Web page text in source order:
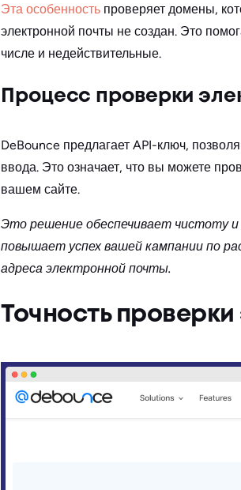
Эта особенность проверяет домены,
электронной почты не создан. Это
числе и недействительные.
Процесс проверки
DeBounce предлагает API-ключ,
ввода. Это означает, что вы можете
вашем сайте.
Это решение обеспечивает чистоту
повышает успех вашей кампании по
адреса электронной почты.
Точность